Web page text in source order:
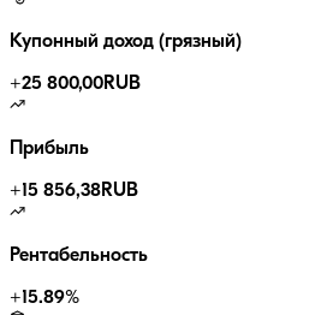
Купонный доход (грязный)
+25 800,00RUB
Прибыль
+15 856,38RUB
Рентабельность
+15.89%